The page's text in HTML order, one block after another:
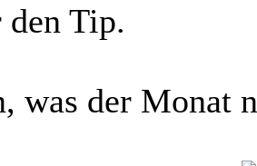
Tip.
was der Monat